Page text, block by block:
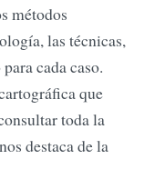
métodos
las técnicas,
cada caso.
que
toda la
destaca de la